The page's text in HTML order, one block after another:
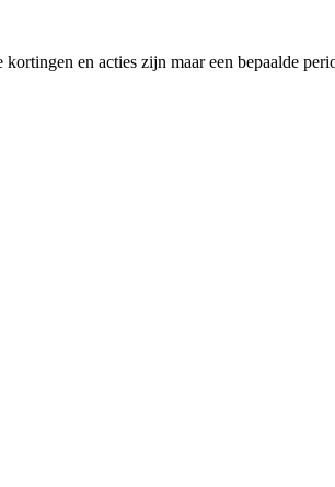
en acties zijn maar een bepaalde